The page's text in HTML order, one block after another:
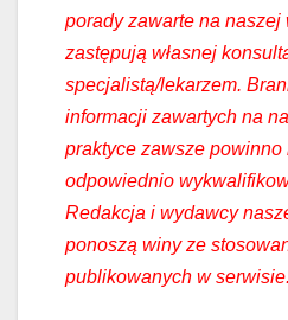
porady zawarte na naszej
zastępują własnej
specjalistą/lekarzem.
informacji zawartych na
praktyce zawsze
odpowiednio
Redakcja i wydawcy
ponoszą winy ze
publikowanych w serwisie.